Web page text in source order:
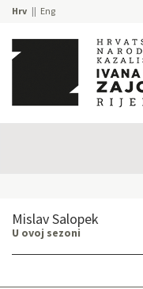
Hrv Eng
Mislav Salopek
U ovoj sezoni